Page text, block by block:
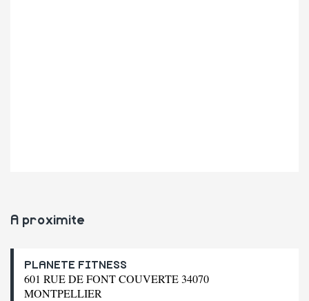
A proximite
PLANETE FITNESS
601 RUE DE FONT COUVERTE 34070
MONTPELLIER